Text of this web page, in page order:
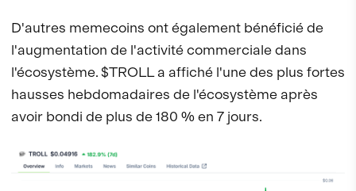
D'autres memecoins ont également bénéficié de
l'augmentation de l'activité commerciale dans
l'écosystème. $TROLL a affiché l'une des plus fortes
hausses hebdomadaires de l'écosystème après
avoir bondi de plus de 180 % en 7 jours.